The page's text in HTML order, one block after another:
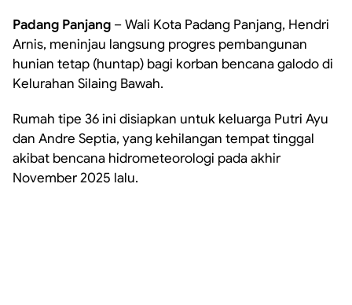
Padang Panjang – Wali Kota Padang Panjang, Hendri
Arnis, meninjau langsung progres pembangunan
hunian tetap (huntap) bagi korban bencana galodo di
Kelurahan Silaing Bawah.
Rumah tipe 36 ini disiapkan untuk keluarga Putri Ayu
dan Andre Septia, yang kehilangan tempat tinggal
akibat bencana hidrometeorologi pada akhir
November 2025 lalu.